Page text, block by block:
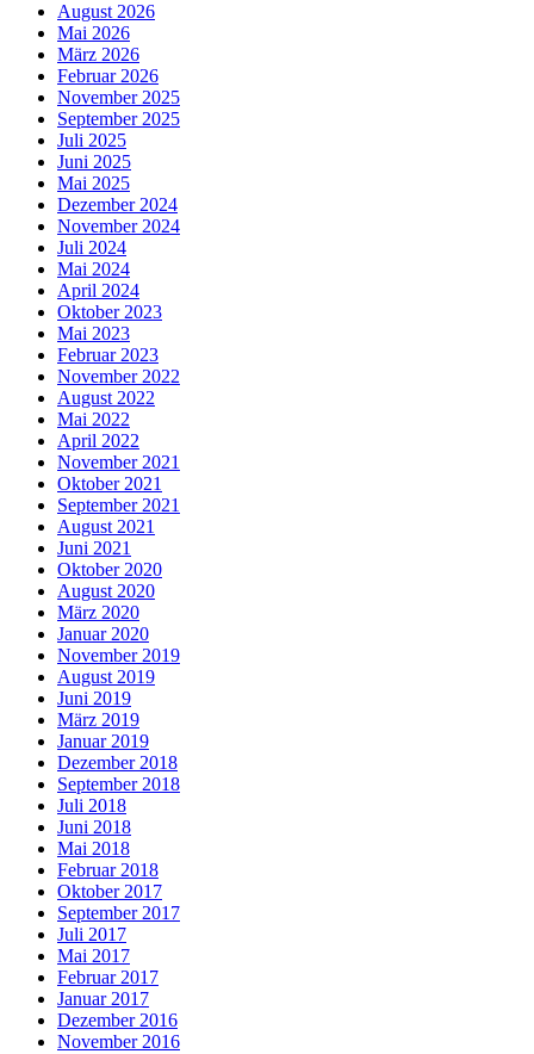
August 2026
Mai 2026
März 2026
Februar 2026
November 2025
September 2025
Juli 2025
Juni 2025
Mai 2025
Dezember 2024
November 2024
Juli 2024
Mai 2024
April 2024
Oktober 2023
Mai 2023
Februar 2023
November 2022
August 2022
Mai 2022
April 2022
November 2021
Oktober 2021
September 2021
August 2021
Juni 2021
Oktober 2020
August 2020
März 2020
Januar 2020
November 2019
August 2019
Juni 2019
März 2019
Januar 2019
Dezember 2018
September 2018
Juli 2018
Juni 2018
Mai 2018
Februar 2018
Oktober 2017
September 2017
Juli 2017
Mai 2017
Februar 2017
Januar 2017
Dezember 2016
November 2016